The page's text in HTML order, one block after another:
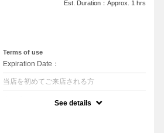
Est. Duration：Approx. 1 hrs
Terms of use
Expiration Date：
当店を初めてご来店される方
See details